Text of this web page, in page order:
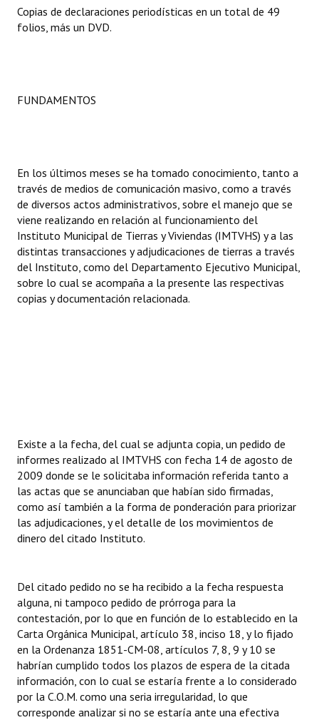
Periodistas Decanos - Registro
Ciudadano Ilustre - Registro
Huéspedes de Honor - Registro
Bariloche, Municipio intercultural
Entrega de distinciones
REFORMA DE LA CARTA ORGÁNICA
Copias de declaraciones periodísticas en un total de 49
folios, más un DVD.
FUNDAMENTOS
En los últimos meses se ha tomado conocimiento, tanto a
través de medios de comunicación masivo, como a través
de diversos actos administrativos, sobre el manejo que se
viene realizando en relación al funcionamiento del
Instituto Municipal de Tierras y Viviendas (IMTVHS) y a las
distintas transacciones y adjudicaciones de tierras a través
del Instituto, como del Departamento Ejecutivo Municipal,
sobre lo cual se acompaña a la presente las respectivas
copias y documentación relacionada.
Existe a la fecha, del cual se adjunta copia, un pedido de
informes realizado al IMTVHS con fecha 14 de agosto de
2009 donde se le solicitaba información referida tanto a
las actas que se anunciaban que habían sido firmadas,
como así también a la forma de ponderación para priorizar
las adjudicaciones, y el detalle de los movimientos de
dinero del citado Instituto.
Del citado pedido no se ha recibido a la fecha respuesta
alguna, ni tampoco pedido de prórroga para la
contestación, por lo que en función de lo establecido en la
Carta Orgánica Municipal, artículo 38, inciso 18, y lo fijado
en la Ordenanza 1851-CM-08, artículos 7, 8, 9 y 10 se
habrían cumplido todos los plazos de espera de la citada
información, con lo cual se estaría frente a lo considerado
por la C.O.M. como una seria irregularidad, lo que
corresponde analizar si no se estaría ante una efectiva